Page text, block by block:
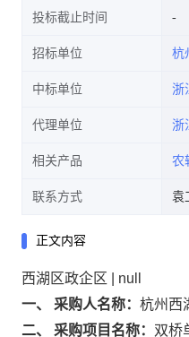
投标截止时间
招标单位 杭
中标单位 浙
代理单位 浙
相关产品 农
联系方式 袁
正文内容
西湖区政企区 | null
一、 采购人名称： 杭州西
二、 采购项目名称： 双桥